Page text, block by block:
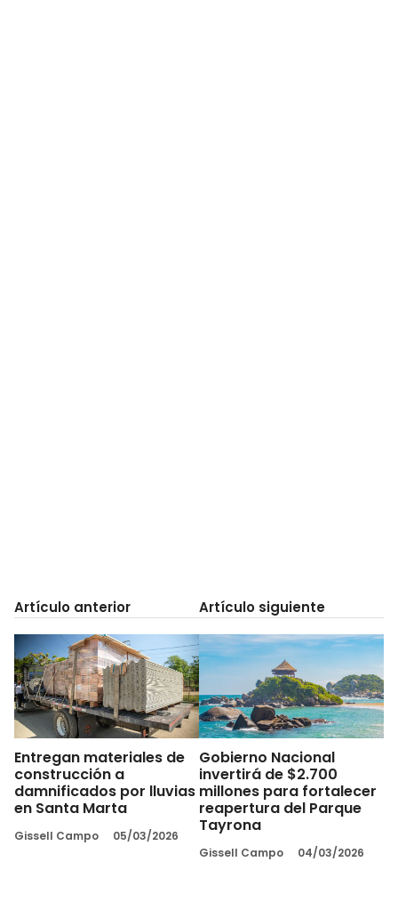
Artículo anterior
Entregan materiales de
construcción a
damnificados por lluvias
en Santa Marta
Gissell Campo 05/03/2026
Artículo siguiente
Gobierno Nacional
invertirá de $2.700
millones para fortalecer
reapertura del Parque
Tayrona
Gissell Campo 04/03/2026